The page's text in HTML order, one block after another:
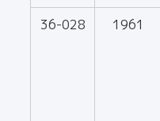
36-028 1961